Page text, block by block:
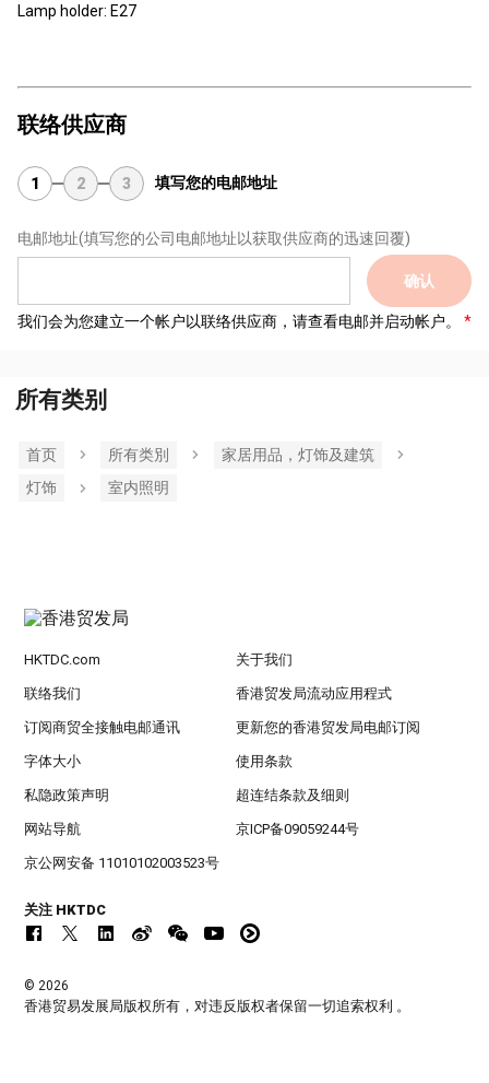
Lamp holder: E27
联络供应商
1 2 3 填写您的电邮地址
电邮地址(填写您的公司电邮地址以获取供应商的迅速回覆)
确认
我们会为您建立一个帐户以联络供应商，请查看电邮并启动帐户。
所有类别
首页 所有类別
家居用品，灯饰及建筑
灯饰
室内照明
HKTDC.com 关于我们
联络我们 香港贸发局流动应用程式
订阅商贸全接触电邮通讯 更新您的香港贸发局电邮订阅
字体大小 使用条款
私隐政策声明 超连结条款及细则
网站导航 京ICP备09059244号
京公网安备 11010102003523号
关注 HKTDC
© 2026
香港贸易发展局版权所有，对违反版权者保留一切追索权利 。